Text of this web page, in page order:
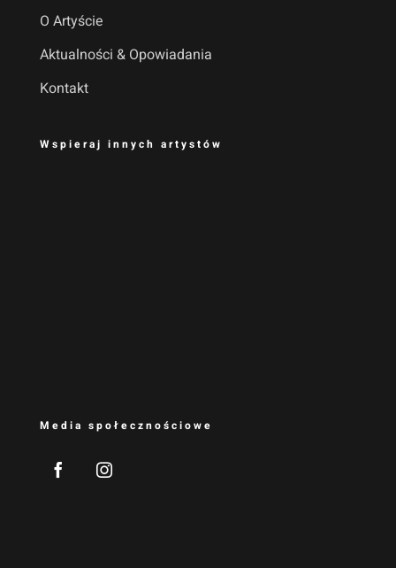
O Artyście
Aktualności & Opowiadania
Kontakt
Wspieraj innych artystów
Media społecznościowe